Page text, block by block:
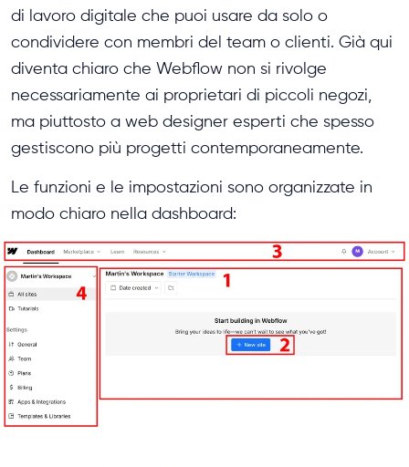
di lavoro digitale che puoi usare da solo o
condividere con membri del team o clienti. Già qui
diventa chiaro che Webflow non si rivolge
necessariamente ai proprietari di piccoli negozi,
ma piuttosto a web designer esperti che spesso
gestiscono più progetti contemporaneamente.
Le funzioni e le impostazioni sono organizzate in
modo chiaro nella dashboard: